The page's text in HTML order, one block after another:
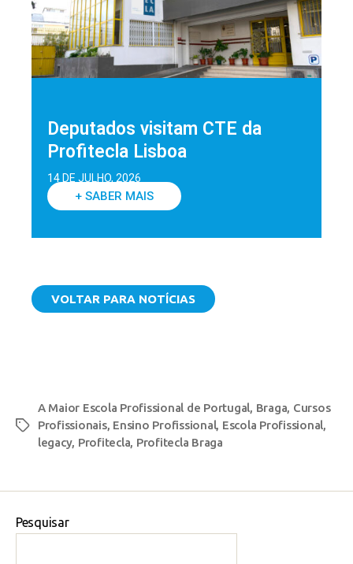
Deputados visitam CTE da
Profitecla Lisboa
14 DE JULHO, 2026
+ SABER MAIS
VOLTAR PARA NOTÍCIAS
A Maior Escola Profissional de Portugal, Braga, Cursos
Profissionais, Ensino Profissional, Escola Profissional,
legacy, Profitecla, Profitecla Braga
Pesquisar